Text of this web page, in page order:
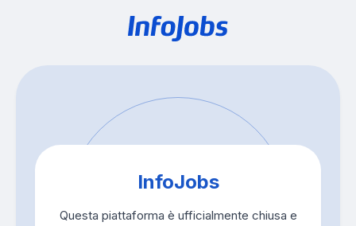
InfoJobs
Questa piattaforma è ufficialmente chiusa e